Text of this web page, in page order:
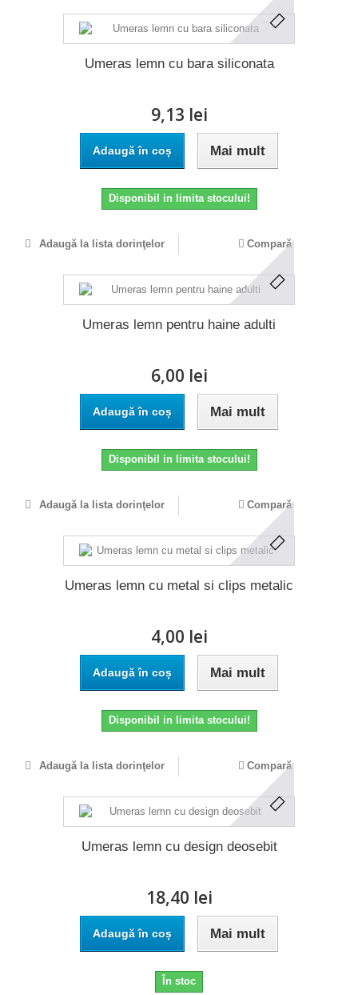
Umeras lemn cu bara siliconata
9,13 lei
Adaugă în coș Mai mult
Disponibil in limita stocului!
Adaugă la lista dorinţelor Compară
Umeras lemn pentru haine adulti
6,00 lei
Adaugă în coș Mai mult
Disponibil in limita stocului!
Adaugă la lista dorinţelor Compară
Umeras lemn cu metal si clips metalic
4,00 lei
Adaugă în coș Mai mult
Disponibil in limita stocului!
Adaugă la lista dorinţelor Compară
Umeras lemn cu design deosebit
18,40 lei
Adaugă în coș Mai mult
În stoc